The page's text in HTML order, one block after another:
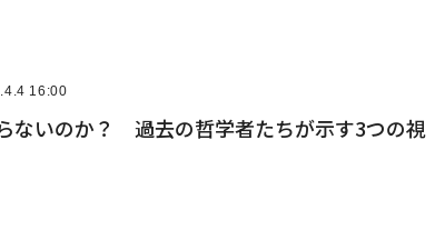
16:00
ないのか？ 過去の哲学者たちが示す3つの視